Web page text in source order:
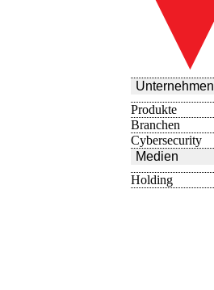
Unternehmen
Produkte
Branchen
Cybersecurity
Medien
Holding